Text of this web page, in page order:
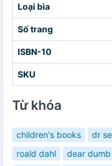
Loại bìa
Số trang
ISBN-10
SKU
Từ khóa
children's books dr
roald dahl
dear